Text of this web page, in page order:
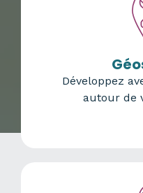
Développez
autour de